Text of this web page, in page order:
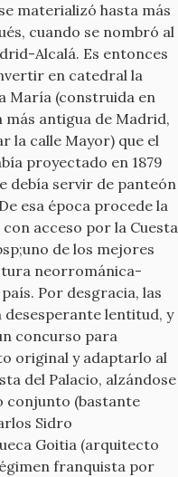
materializó hasta más
cuando se nombró al
Alcalá. Es entonces
en catedral la
María (construida en
más antigua de Madrid,
la calle Mayor) que el
proyectado en 1879
debía servir de panteón
esa época procede la
acceso por la Cuesta
de los mejores
neorrománica-
Por desgracia, las
desesperante lentitud, y
concurso para
original y adaptarlo al
del Palacio, alzándose
conjunto (bastante
Sidro
Goitia (arquitecto
franquista por